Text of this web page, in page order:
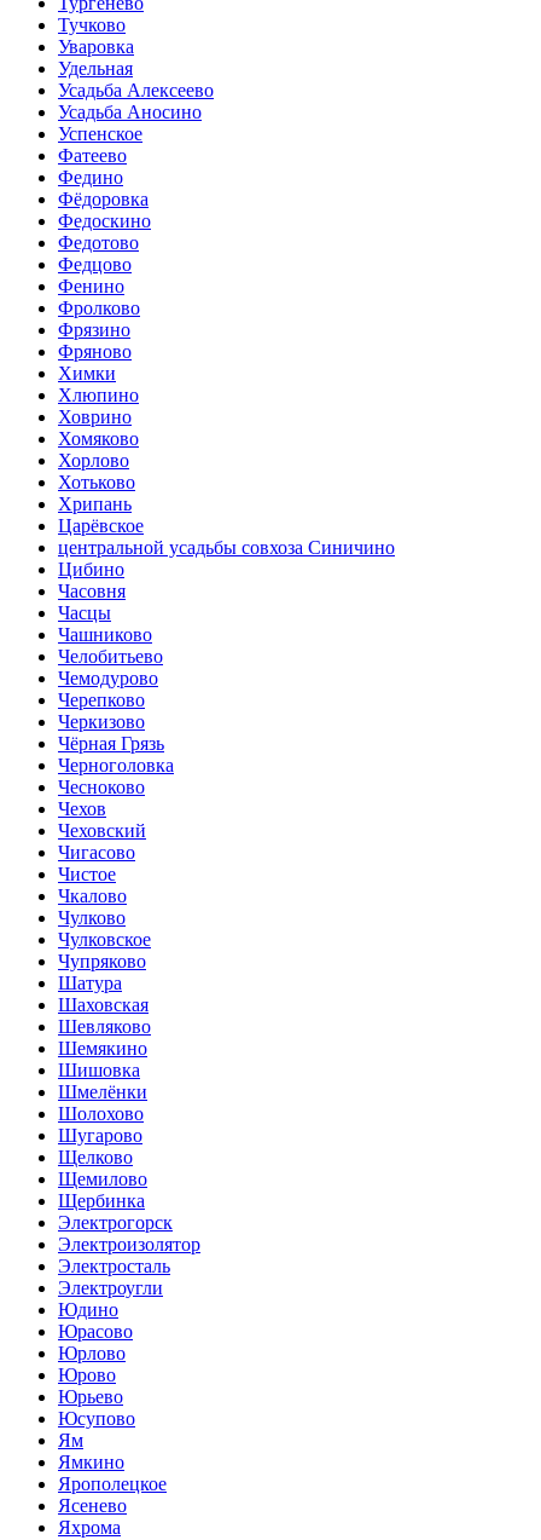
Тучково
Уваровка
Удельная
Усадьба Алексеево
Усадьба Аносино
Успенское
Фатеево
Федино
Фёдоровка
Федоскино
Федотово
Федцово
Фенино
Фролково
Фрязино
Фряново
Химки
Хлюпино
Ховрино
Хомяково
Хорлово
Хотьково
Хрипань
Царёвское
центральной усадьбы совхоза Синичино
Цибино
Часовня
Часцы
Чашниково
Челобитьево
Чемодурово
Черепково
Черкизово
Чёрная Грязь
Черноголовка
Чесноково
Чехов
Чеховский
Чигасово
Чистое
Чкалово
Чулково
Чулковское
Чупряково
Шатура
Шаховская
Шевляково
Шемякино
Шишовка
Шмелёнки
Шолохово
Шугарово
Щелково
Щемилово
Щербинка
Электрогорск
Электроизолятор
Электросталь
Электроугли
Юдино
Юрасово
Юрлово
Юрово
Юрьево
Юсупово
Ям
Ямкино
Ярополецкое
Ясенево
Яхрома